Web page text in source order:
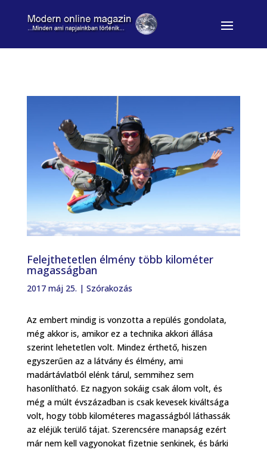
Felejthetetlen élmény több kilométer
magasságban
2017 máj 25. | Szórakozás
Az embert mindig is vonzotta a repülés gondolata,
még akkor is, amikor ez a technika akkori állása
szerint lehetetlen volt. Mindez érthető, hiszen
egyszerűen az a látvány és élmény, ami
madártávlatból elénk tárul, semmihez sem
hasonlítható. Ez nagyon sokáig csak álom volt, és
még a múlt évszázadban is csak kevesek kiváltsága
volt, hogy több kilométeres magasságból láthassák
az eléjük terülő tájat. Szerencsére manapság ezért
már nem kell vagyonokat fizetnie senkinek, és bárki